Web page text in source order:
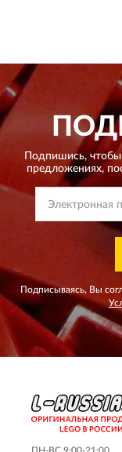
Подпишись,
предложениях,
Подписываясь, Вы